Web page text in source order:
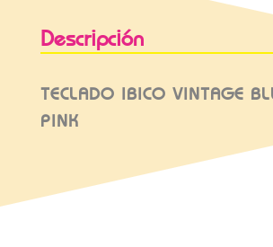
Descripción
TECLADO IBICO VINTAGE
PINK